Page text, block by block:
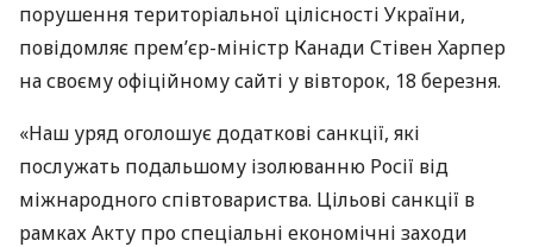
порушення територіальної цілісності України,
повідомляє прем’єр-міністр Канади Стівен Харпер
на своєму офіційному сайті у вівторок, 18 березня.
«Наш уряд оголошує додаткові санкції, які
послужать подальшому ізолюванню Росії від
міжнародного співтовариства. Цільові санкції в
рамках Акту про спеціальні економічні заходи